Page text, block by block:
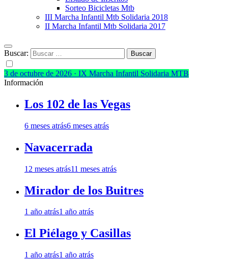
Sorteo Bicicletas Mtb
III Marcha Infantil Mtb Solidaria 2018
II Marcha Infantil Mtb Solidaria 2017
Buscar:
3 de octubre de 2026 · IX Marcha Infantil Solidaria MTB
Información
Los 102 de las Vegas
6 meses atrás6 meses atrás
Navacerrada
12 meses atrás11 meses atrás
Mirador de los Buitres
1 año atrás1 año atrás
El Piélago y Casillas
1 año atrás1 año atrás